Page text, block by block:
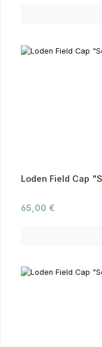
Loden Field Cap
Regulärer Preis:
65,00 €